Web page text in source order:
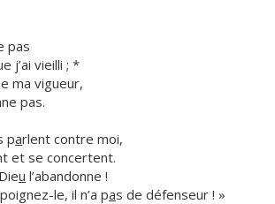
pas
j’ai vieilli ; *
ma vigueur,
pas.
parlent contre moi,
et se concertent.
u l’abandonne !
le, il n’a pas de défenseur ! »